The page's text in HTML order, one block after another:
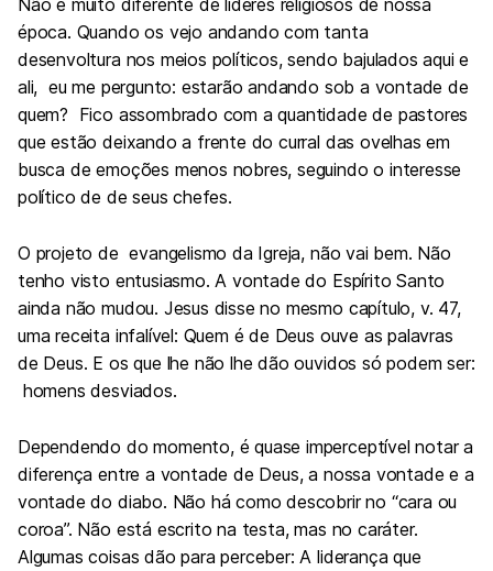
Não é muito diferente de líderes religiosos de nossa
época. Quando os vejo andando com tanta
desenvoltura nos meios políticos, sendo bajulados aqui e
ali, eu me pergunto: estarão andando sob a vontade de
quem? Fico assombrado com a quantidade de pastores
que estão deixando a frente do curral das ovelhas em
busca de emoções menos nobres, seguindo o interesse
político de de seus chefes.
O projeto de evangelismo da Igreja, não vai bem. Não
tenho visto entusiasmo. A vontade do Espírito Santo
ainda não mudou. Jesus disse no mesmo capítulo, v. 47,
uma receita infalível: Quem é de Deus ouve as palavras
de Deus. E os que lhe não lhe dão ouvidos só podem ser:
homens desviados.
Dependendo do momento, é quase imperceptível notar a
diferença entre a vontade de Deus, a nossa vontade e a
vontade do diabo. Não há como descobrir no “cara ou
coroa”. Não está escrito na testa, mas no caráter.
Algumas coisas dão para perceber: A liderança que